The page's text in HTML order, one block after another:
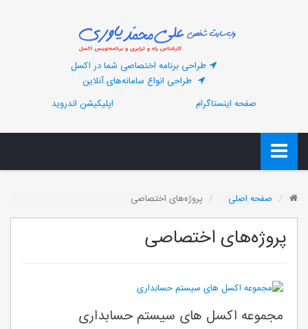
طراحی برنامه اختصاصی شما در اکسل
طراحی انواع سامانه‌های آنلاین
اپلیکیشن اندروید
صفحه اینستاگرام
صفحه اصلی پروژه‌های اختصاصی
پروژه‌های اختصاصی
مجموعه اکسل های سیستم حسابداری